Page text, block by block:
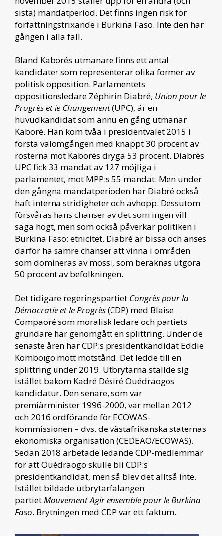
sista) mandatperiod. Det finns ingen risk för
författningstrixande i Burkina Faso. Inte den här
gången i alla fall.
Bland Kaborés utmanare finns ett antal
kandidater som representerar olika former av
politisk opposition. Parlamentets
oppositionsledare Zéphirin Diabré, Union pour le
Progrès et le Changement(UPC), är en
huvudkandidat som ännu en gång utmanar
Kaboré. Han kom tvåa i presidentvalet 2015 i
första valomgången med knappt 30 procent av
rösterna mot Kaborés dryga 53 procent. Diabrés
UPC fick 33 mandat av 127 möjliga i
parlamentet, mot MPP:s 55 mandat. Men under
den gångna mandatperioden har Diabré också
haft interna stridigheter och avhopp. Dessutom
försvåras hans chanser av det som ingen vill
säga högt, men som också påverkar politiken i
Burkina Faso: etnicitet. Diabré är bissa och anses
därför ha sämre chanser att vinna i områden
som domineras av mossi, som beräknas utgöra
50 procent av befolkningen.
Det tidigare regeringspartiet Congrès pour la
Démocratie et le Progrès(CDP) med Blaise
Compaoré som moralisk ledare och partiets
grundare har genomgått en splittring. Under de
senaste åren har CDP:s presidentkandidat Eddie
Komboïgo mött motstånd. Det ledde till en
splittring under 2019. Utbrytarna ställde sig
istället bakom Kadré Désiré Ouédraogos
kandidatur. Den senare, som var
premiärminister 1996-2000, var mellan 2012
och 2016 ordförande för ECOWAS-
kommissionen – dvs. de västafrikanska staternas
ekonomiska organisation (CEDEAO/ECOWAS).
Sedan 2018 arbetade ledande CDP-medlemmar
för att Ouédraogo skulle bli CDP:s
presidentkandidat, men så blev det alltså inte.
Istället bildade utbrytarfalangen
partiet Mouvement Agir ensemble pour le Burkina
Faso. Brytningen med CDP var ett faktum.